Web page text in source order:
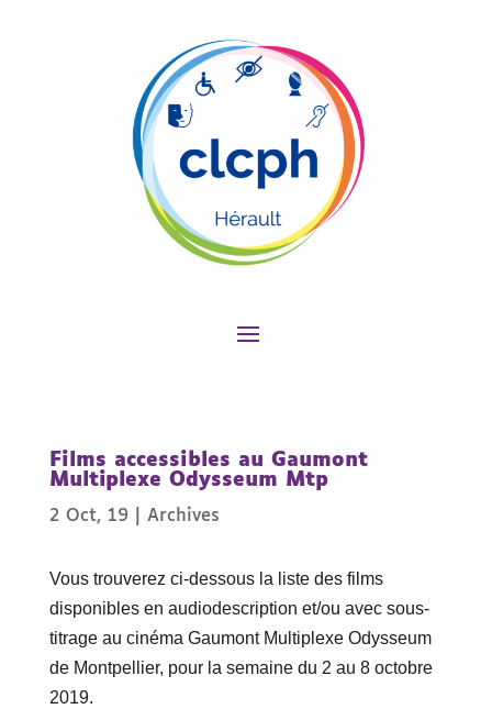
Films accessibles au Gaumont
Multiplexe Odysseum Mtp
2 Oct, 19| Archives
Vous trouverez ci-dessous la liste des films
disponibles en audiodescription et/ou avec sous-
titrage au cinéma Gaumont Multiplexe Odysseum
de Montpellier, pour la semaine du 2 au 8 octobre
2019.